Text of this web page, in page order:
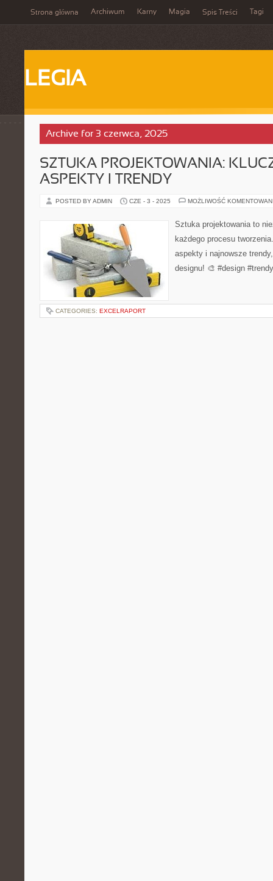
Strona główna Archiwum Karny Magia Spis Treści Tagi
LEGIA
Archive for 3 czerwca, 2025
SZTUKA PROJEKTOWANIA:
ASPEKTY I TRENDY
POSTED BY ADMIN CZE - 3 - 2025 MOŻLIWOŚĆ
Sztuka projektowania to
każdego procesu
aspekty i najnowsze
designu! 🎨 #design
CATEGORIES: EXCELRAPORT